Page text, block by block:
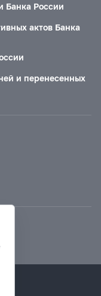
Банка России
актов Банка
и перенесенных